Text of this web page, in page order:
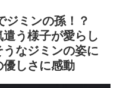
ジミンの孫！？
う様子が愛らし
なジミンの姿に
しさに感動